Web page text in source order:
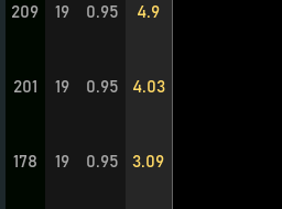
209 19 0.95 4.9
201 19 0.95 4.03
178 19 0.95 3.09